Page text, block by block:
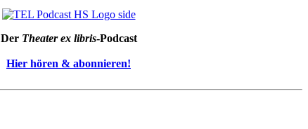
DerTheater ex libris-Podcast
Hier hören & abonnieren!